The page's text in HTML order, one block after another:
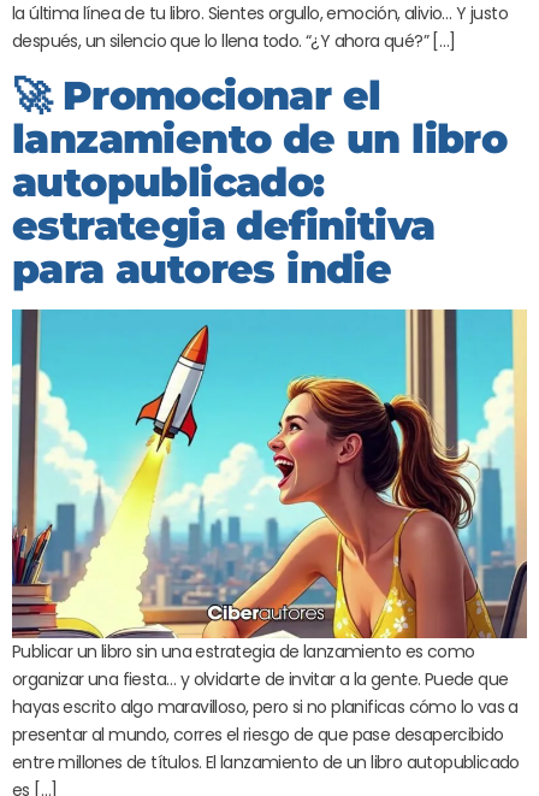
la última línea de tu libro. Sientes orgullo, emoción, alivio… Y justo
después, un silencio que lo llena todo. “¿Y ahora qué?” […]
🚀 Promocionar el
lanzamiento de un libro
autopublicado:
estrategia definitiva
para autores indie
Publicar un libro sin una estrategia de lanzamiento es como
organizar una fiesta… y olvidarte de invitar a la gente. Puede que
hayas escrito algo maravilloso, pero si no planificas cómo lo vas a
presentar al mundo, corres el riesgo de que pase desapercibido
entre millones de títulos. El lanzamiento de un libro autopublicado
es […]